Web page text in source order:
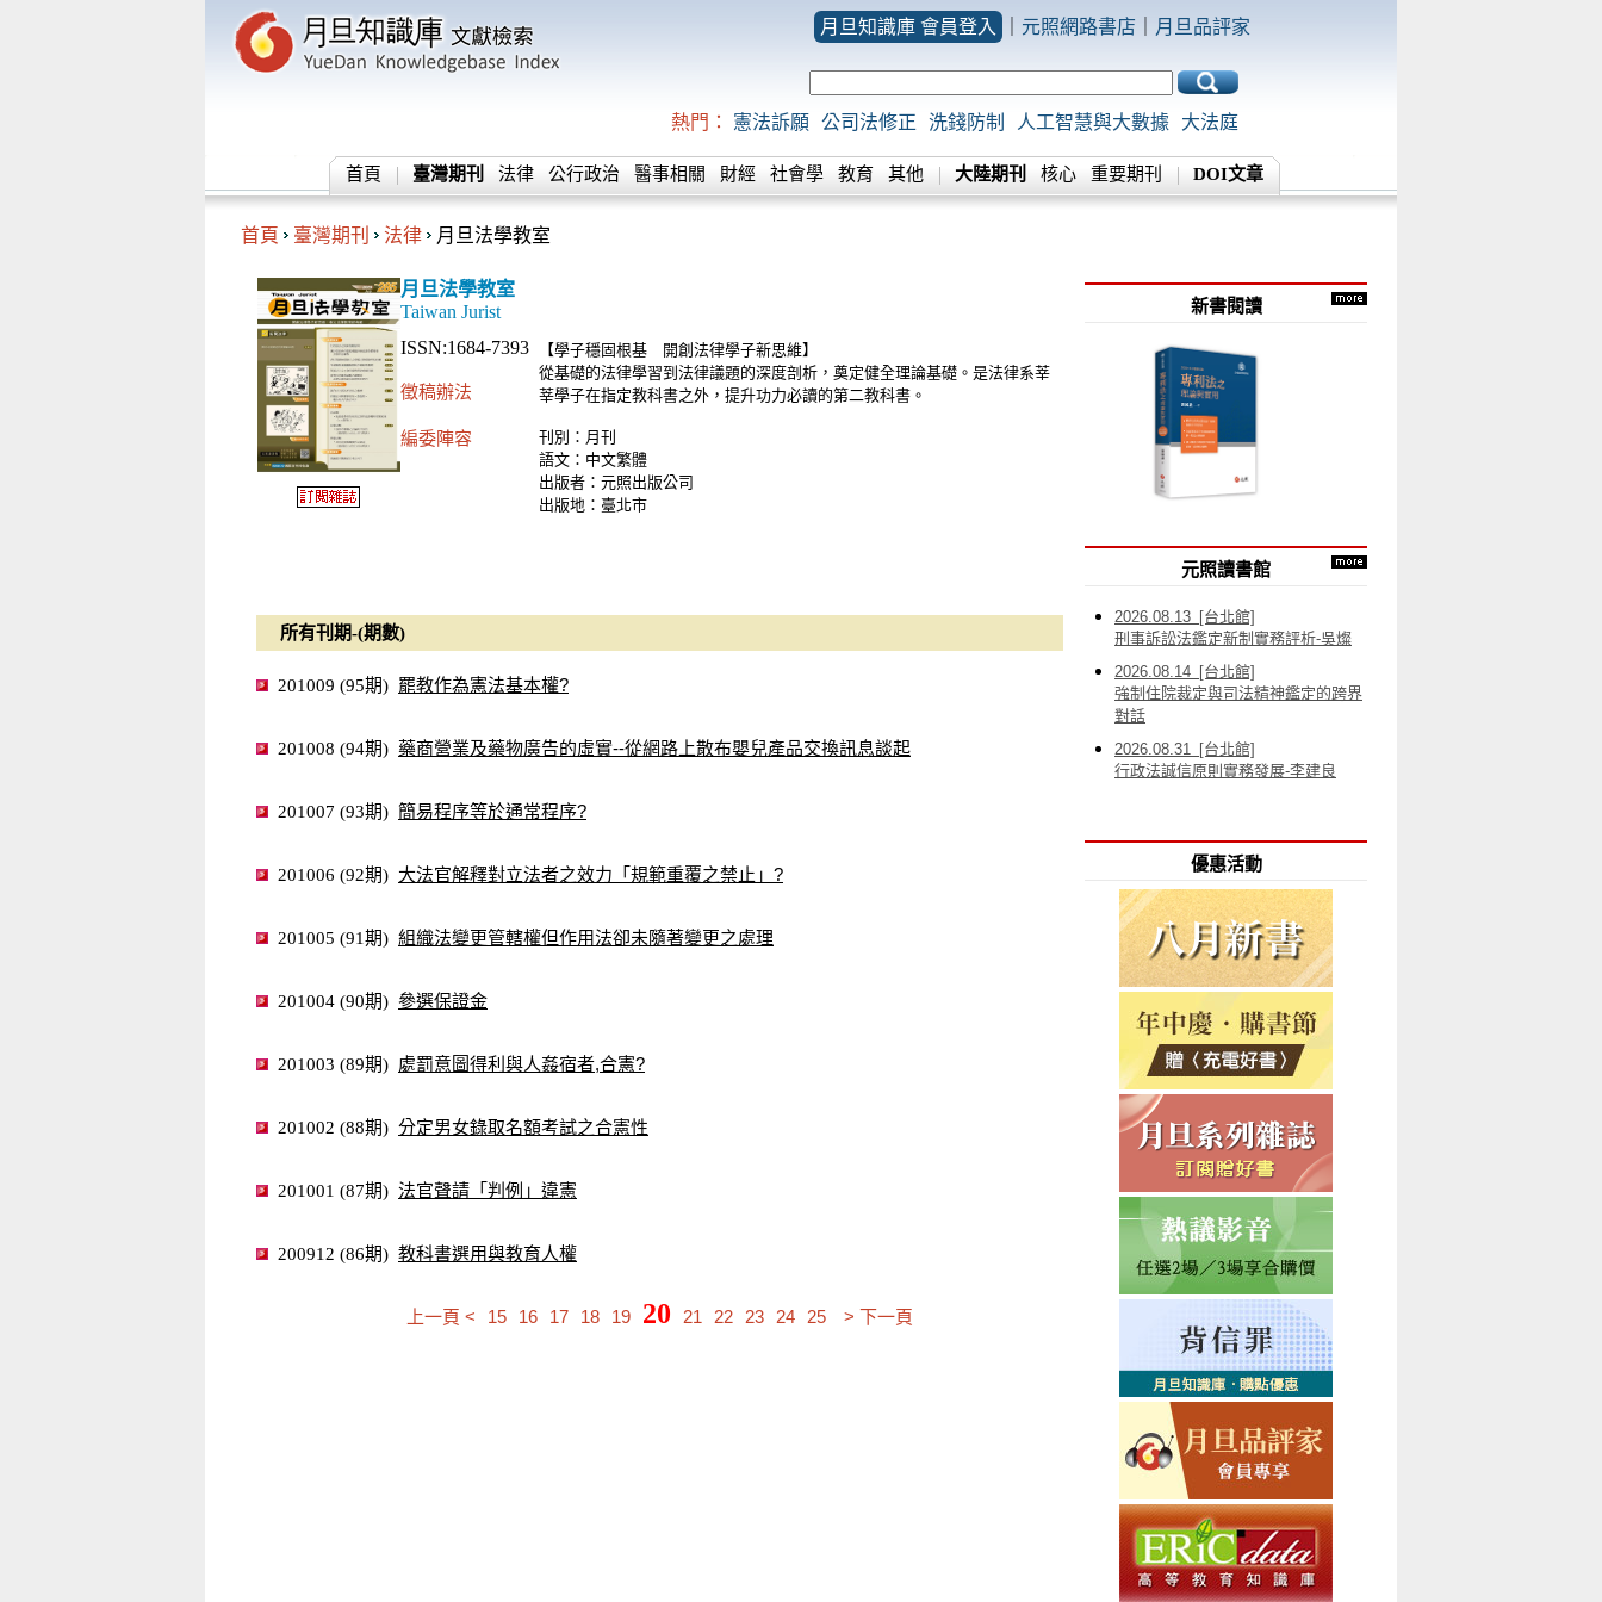
月旦知識庫 會員登入 元照網路書店 月旦品評家
熱門： 憲法訴願 公司法修正 洗錢防制 人工智慧與大數據 大法庭
首頁 臺灣期刊 法律 公行政治 醫事相關 財經 社會學 教育 其他 大陸期刊 核心 重要期刊 DOI文章
首頁 臺灣期刊 法律 月旦法學教室
月旦法學教室
Taiwan Jurist
ISSN:1684-7393
徵稿辦法
編委陣容
【學子穩固根基 開創法律學子新思維】
從基礎的法律學習到法律議題的深度剖析，奠定健全理論基礎。是法律系莘
莘學子在指定教科書之外，提升功力必讀的第二教科書。
刊別：月刊
語文：中文繁體
出版者：元照出版公司
出版地：臺北市
所有刊期-(期數)
201009 (95期) 罷教作為憲法基本權?
201008 (94期) 藥商營業及藥物廣告的虛實--從網路上散布嬰兒產品交換訊息談起
201007 (93期) 簡易程序等於通常程序?
201006 (92期) 大法官解釋對立法者之效力「規範重覆之禁止」?
201005 (91期) 組織法變更管轄權但作用法卻未隨著變更之處理
201004 (90期) 參選保證金
201003 (89期) 處罰意圖得利與人姦宿者,合憲?
201002 (88期) 分定男女錄取名額考試之合憲性
201001 (87期) 法官聲請「判例」違憲
200912 (86期) 教科書選用與教育人權
上一頁 < 15 16 17 18 19 20 21 22 23 24 25 > 下一頁
新書閱讀
元照讀書館
2026.08.13 [台北館]
刑事訴訟法鑑定新制實務評析-吳燦
2026.08.14 [台北館]
強制住院裁定與司法精神鑑定的跨界
對話
2026.08.31 [台北館]
行政法誠信原則實務發展-李建良
優惠活動